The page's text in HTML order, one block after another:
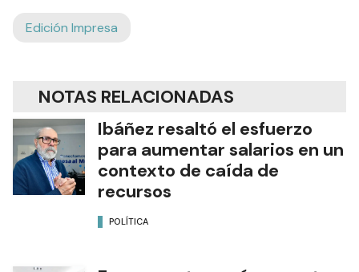
Edición Impresa
NOTAS RELACIONADAS
Ibáñez resaltó el esfuerzo
para aumentar salarios en un
contexto de caída de
recursos
POLÍTICA